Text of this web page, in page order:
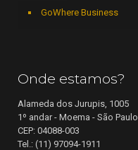
GoWhere Business
Onde estamos?
Alameda dos Jurupis, 1005
1º andar - Moema - São Paulo
CEP: 04088-003
Tel.: (11) 97094-1911